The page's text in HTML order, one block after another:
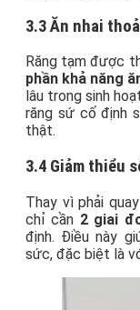
3.3 Ăn nhai
Răng tạm được
phần khả năng
lâu trong sinh
răng sứ cố định
thật.
3.4 Giảm thiểu
Thay vì phải
chỉ cần 2 giai
định. Điều này
sức, đặc biệt là